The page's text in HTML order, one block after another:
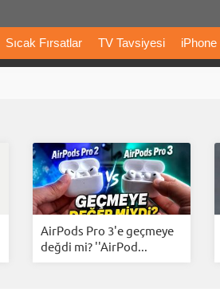
Sıcak Fırsatlar TV Tavsiyesi iPhone
İnstagram Çöktü Mü
AirPods Pro 3'e geçmeye
değdi mi? ''AirPod...